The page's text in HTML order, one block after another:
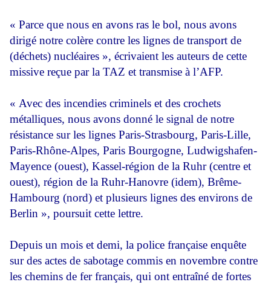
« Parce que nous en avons ras le bol, nous avons
dirigé notre colère contre les lignes de transport de
(déchets) nucléaires », écrivaient les auteurs de cette
missive reçue par la TAZ et transmise à l’AFP.
« Avec des incendies criminels et des crochets
métalliques, nous avons donné le signal de notre
résistance sur les lignes Paris-Strasbourg, Paris-Lille,
Paris-Rhône-Alpes, Paris Bourgogne, Ludwigshafen-
Mayence (ouest), Kassel-région de la Ruhr (centre et
ouest), région de la Ruhr-Hanovre (idem), Brême-
Hambourg (nord) et plusieurs lignes des environs de
Berlin », poursuit cette lettre.
Depuis un mois et demi, la police française enquête
sur des actes de sabotage commis en novembre contre
les chemins de fer français, qui ont entraîné de fortes